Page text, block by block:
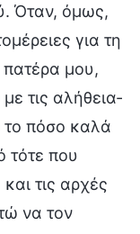
Όταν, όμως,
για τη
πατέρα μου,
τις αλήθεια-
το πόσο καλά
τότε που
τις αρχές
να τον